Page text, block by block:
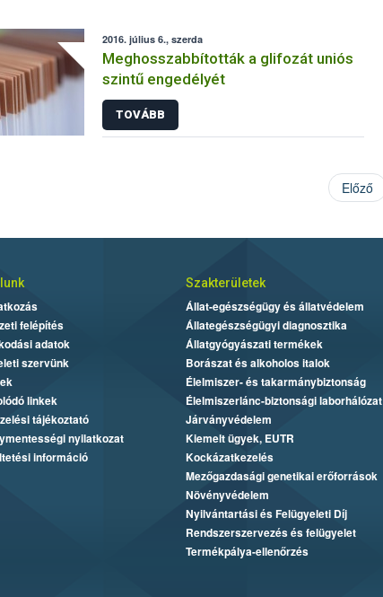
2016. július 6., szerda
Meghosszabbították a glifozát uniós
szintű engedélyét
TOVÁBB
Előző
felépítés
adatok
szervünk
linkek
tájékoztató
nyilatkozat
információ
Szakterületek
Állat-egészségügy és állatvédelem
Állategészségügyi diagnosztika
Állatgyógyászati termékek
Borászat és alkoholos italok
Élelmiszer- és takarmánybiztonság
Élelmiszerlánc-biztonsági laborhálózat
Járványvédelem
Kiemelt ügyek, EUTR
Kockázatkezelés
Mezőgazdasági genetikai erőforrások
Növényvédelem
Nyilvántartási és Felügyeleti Díj
Rendszerszervezés és felügyelet
Termékpálya-ellenőrzés